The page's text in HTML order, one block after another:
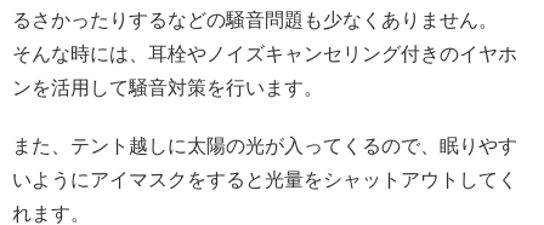
るさかったりするなどの騒音問題も少なくありません。
そんな時には、耳栓やノイズキャンセリング付きのイヤホ
ンを活用して騒音対策を行います。
また、テント越しに太陽の光が入ってくるので、眠りやす
いようにアイマスクをすると光量をシャットアウトしてく
れます。